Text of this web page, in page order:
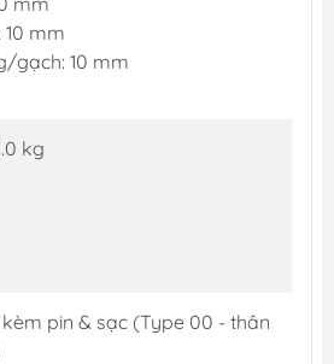
10 mm
gạch: 10 mm
kg
pin & sạc (Type 00 - thân